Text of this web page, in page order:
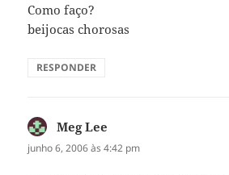
Como faço?
beijocas chorosas
RESPONDER
Meg Lee
junho 6, 2006 às 4:42 pm